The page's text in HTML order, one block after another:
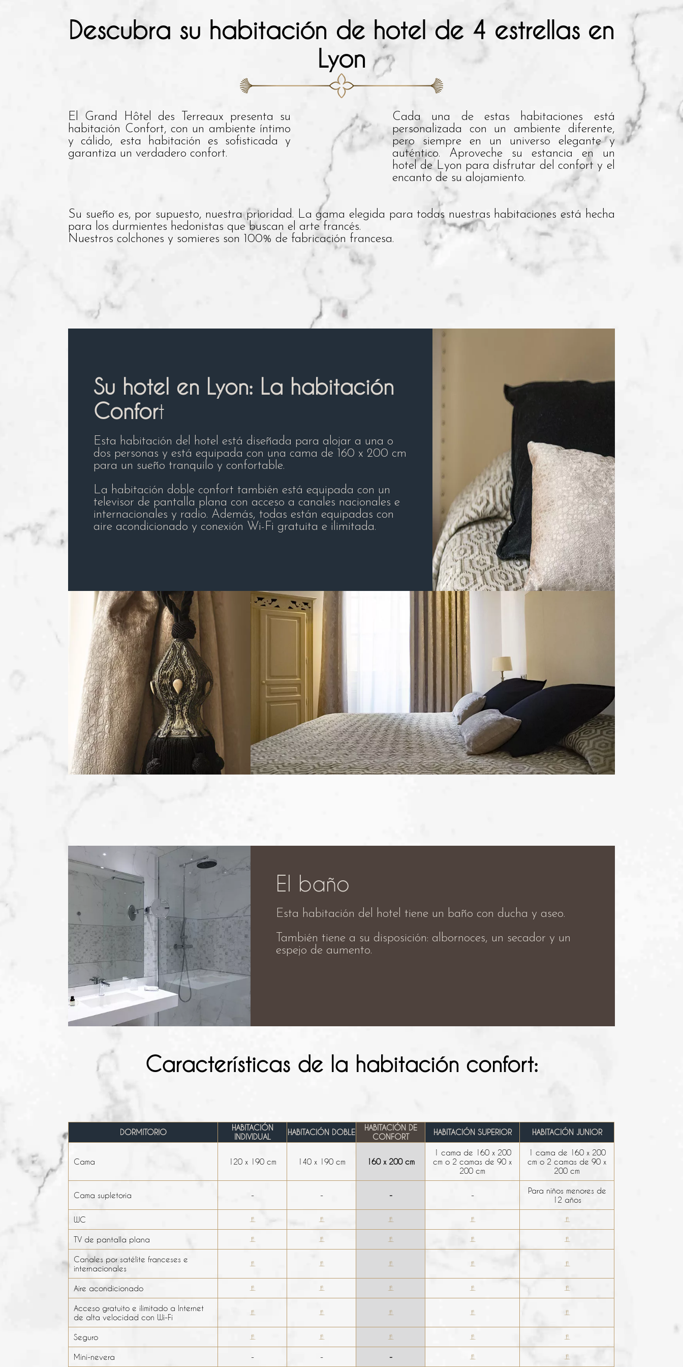
Descubra su habitación de hotel de 4 estrellas en
Lyon
El Grand Hôtel des Terreaux presenta su
habitación Confort, con un ambiente íntimo
y cálido, esta habitación es sofisticada y
garantiza un verdadero confort.
Cada una de estas habitaciones está
personalizada con un ambiente diferente,
pero siempre en un universo elegante y
auténtico. Aproveche su estancia en un
hotel de Lyon para disfrutar del confort y el
encanto de su alojamiento.
Su sueño es, por supuesto, nuestra prioridad. La gama elegida para todas nuestras habitaciones está hecha
para los durmientes hedonistas que buscan el arte francés.
Nuestros colchones y somieres son 100% de fabricación francesa.
Su hotel en Lyon: La habitación
Confort
Esta habitación del hotel está diseñada para alojar a una o
dos personas y está equipada con una cama de 160 x 200 cm
para un sueño tranquilo y confortable.
La habitación doble confort también está equipada con un
televisor de pantalla plana con acceso a canales nacionales e
internacionales y radio. Además, todas están equipadas con
aire acondicionado y conexión Wi-Fi gratuita e ilimitada.
El baño
Esta habitación del hotel tiene un baño con ducha y aseo.
También tiene a su disposición: albornoces, un secador y un
espejo de aumento.
Características de la habitación confort:
DORMITORIO
HABITACIÓN
INDIVIDUAL
HABITACIÓN DOBLE
HABITACIÓN DE
CONFORT
HABITACIÓN SUPERIOR HABITACIÓN JUNIOR
Cama 120 x 190 cm 140 x 190 cm 160 x 200 cm
1 cama de 160 x 200
cm o 2 camas de 90 x
200 cm
1 cama de 160 x 200
cm o 2 camas de 90 x
200 cm
Cama supletoria - - - -
Para niños menores de
12 años
WC
TV de pantalla plana
Canales por satélite franceses e
internacionales
Aire acondicionado
Acceso gratuito e ilimitado a Internet
de alta velocidad con Wi-Fi
Seguro
Mini-nevera - - -